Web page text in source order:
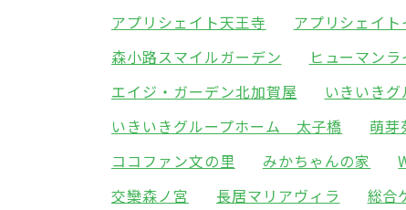
アプリシェイト天王寺
アプリシェイ
森小路スマイルガーデン
ヒューマン
エイジ・ガーデン北加賀屋
いきいき
いきいきグループホーム 太子橋
萌芽
ココファン文の里
みかちゃんの家
交欒森ノ宮
長居マリアヴィラ 総合